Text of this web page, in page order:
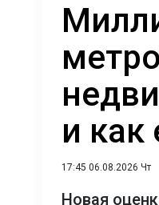
и как
17:45 06.08.2026 Чт
Новая